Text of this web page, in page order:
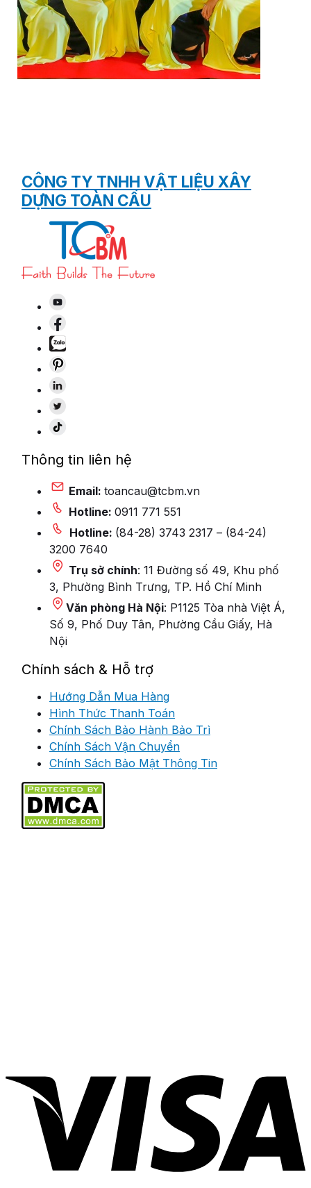
CÔNG TY TNHH VẬT LIỆU XÂY
DỰNG TOÀN CẦU
Thông tin liên hệ
Email: toancau@tcbm.vn
Hotline: 0911 771 551
Hotline: (84-28) 3743 2317 – (84-24)
3200 7640
Trụ sở chính: 11 Đường số 49, Khu phố
3, Phường Bình Trưng, TP. Hồ Chí Minh
Văn phòng Hà Nội: P1125 Tòa nhà Việt Á,
Số 9, Phố Duy Tân, Phường Cầu Giấy, Hà
Nội
Chính sách & Hỗ trợ
Hướng Dẫn Mua Hàng
Hình Thức Thanh Toán
Chính Sách Bảo Hành Bảo Trì
Chính Sách Vận Chuyển
Chính Sách Bảo Mật Thông Tin